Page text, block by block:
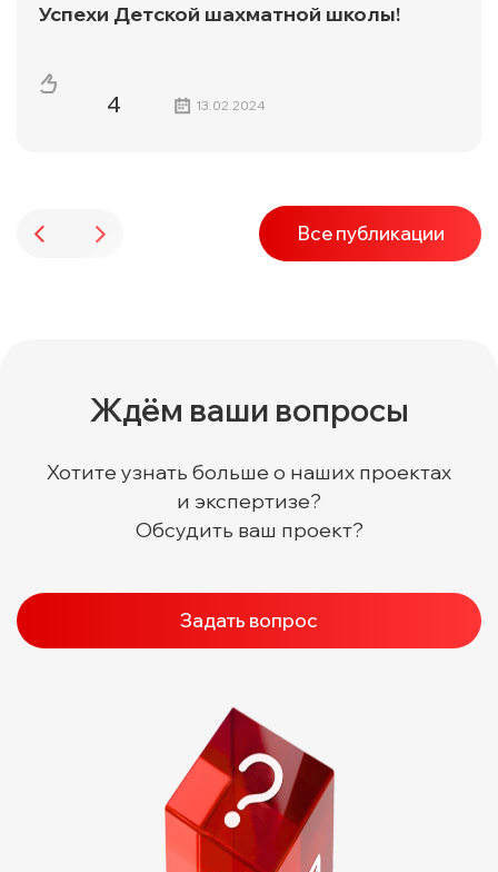
Успехи Детской шахматной школы!
4 13.02.2024
Все публикации
Ждём ваши вопросы
Хотите узнать больше о наших проектах
и экспертизе?
Обсудить ваш проект?
Задать вопрос